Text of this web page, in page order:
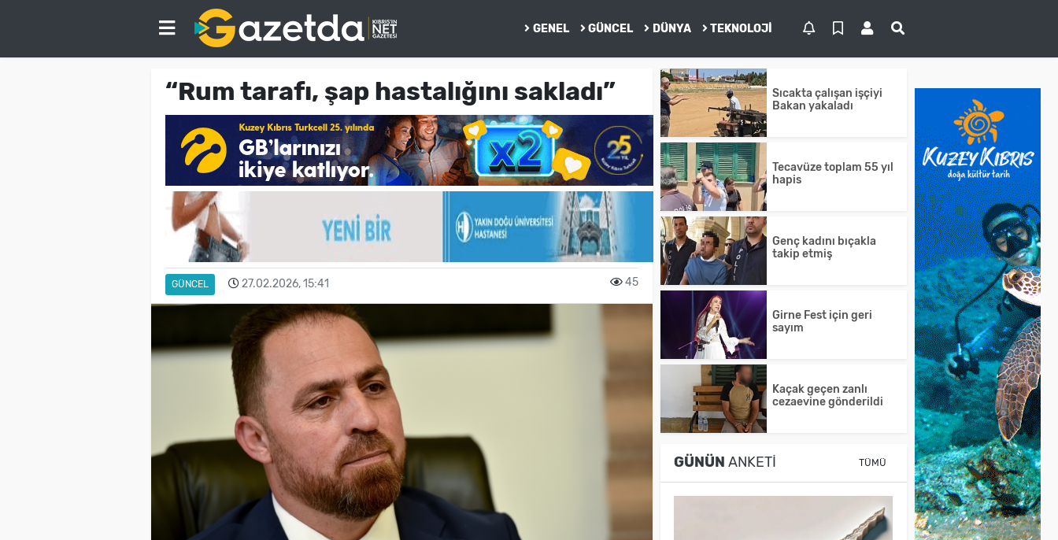
GENEL GÜNCEL DÜNYA TEKNOLOJI
“Rum tarafı, şap hastalığını sakladı”
GÜNCEL 27.02.2026, 15:41 45
Sıcakta çalışan işçiyi
Bakan yakaladı
Tecavüze toplam 55 yıl
hapis
Genç kadını bıçakla
takip etmiş
Girne Fest için geri
sayım
Kaçak geçen zanlı
cezaevine gönderildi
GÜNÜN ANKETI TÜMÜ